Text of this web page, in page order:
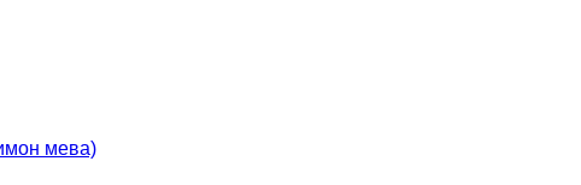
мева)